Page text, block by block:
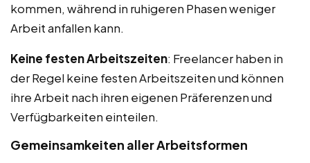
kommen, während in ruhigeren Phasen weniger
Arbeit anfallen kann.
Keine festen Arbeitszeiten: Freelancer haben in
der Regel keine festen Arbeitszeiten und können
ihre Arbeit nach ihren eigenen Präferenzen und
Verfügbarkeiten einteilen.
Gemeinsamkeiten aller Arbeitsformen